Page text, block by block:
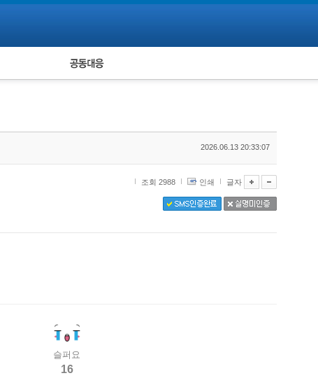
피해자 공동대응
2026.06.13 20:33:07
조회 2988 인쇄 글자
슬퍼요
16